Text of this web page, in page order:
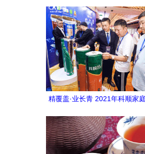
精覆盖·业长青 2021年科顺家
模式